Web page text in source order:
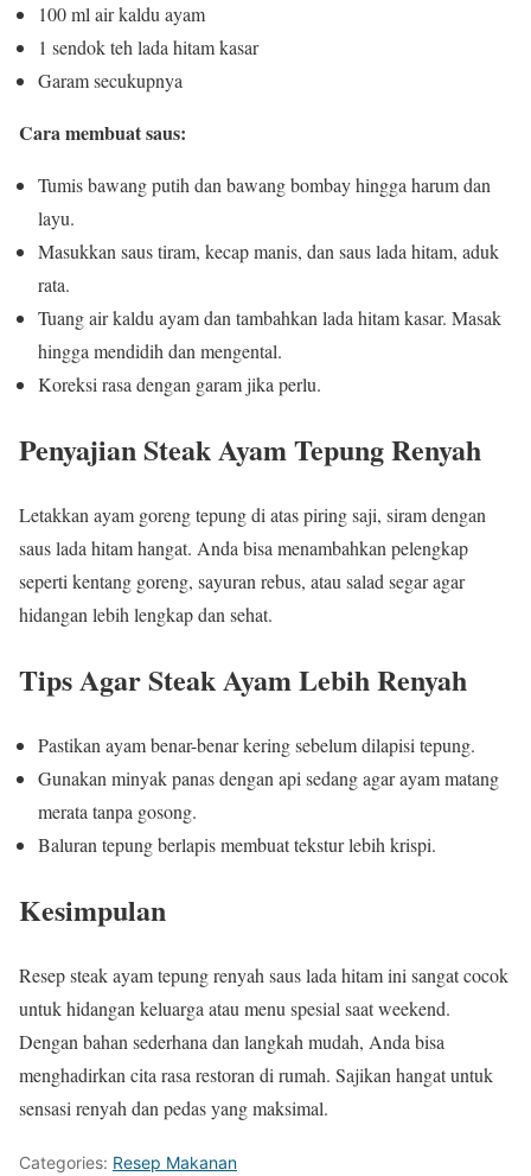
100 ml air kaldu ayam
1 sendok teh lada hitam kasar
Garam secukupnya
Cara membuat saus:
Tumis bawang putih dan bawang bombay hingga harum dan
layu.
Masukkan saus tiram, kecap manis, dan saus lada hitam, aduk
rata.
Tuang air kaldu ayam dan tambahkan lada hitam kasar. Masak
hingga mendidih dan mengental.
Koreksi rasa dengan garam jika perlu.
Penyajian Steak Ayam Tepung Renyah
Letakkan ayam goreng tepung di atas piring saji, siram dengan
saus lada hitam hangat. Anda bisa menambahkan pelengkap
seperti kentang goreng, sayuran rebus, atau salad segar agar
hidangan lebih lengkap dan sehat.
Tips Agar Steak Ayam Lebih Renyah
Pastikan ayam benar-benar kering sebelum dilapisi tepung.
Gunakan minyak panas dengan api sedang agar ayam matang
merata tanpa gosong.
Baluran tepung berlapis membuat tekstur lebih krispi.
Kesimpulan
Resep steak ayam tepung renyah saus lada hitam ini sangat cocok
untuk hidangan keluarga atau menu spesial saat weekend.
Dengan bahan sederhana dan langkah mudah, Anda bisa
menghadirkan cita rasa restoran di rumah. Sajikan hangat untuk
sensasi renyah dan pedas yang maksimal.
Categories: Resep Makanan